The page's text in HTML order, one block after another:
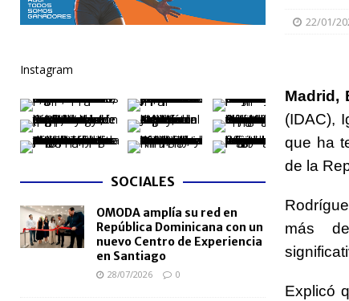
NACIONALES
[ 04/08/2026 ] Migración somete a la justicia a
NACIONALES
[ 04/08/2026 ]
Derecho de autor alcanza cifra
semestre de 2026
NACIONALES
[ 04/08/2026 ] Turismo dominicano rompe
22/01/
Madrid,
(IDAC),
que ha
de la
más
Explicó
Instagram
SOCIALES
OMODA amplía su red en
República Dominicana con un
nuevo Centro de Experiencia
en Santiago
28/07/2026 0